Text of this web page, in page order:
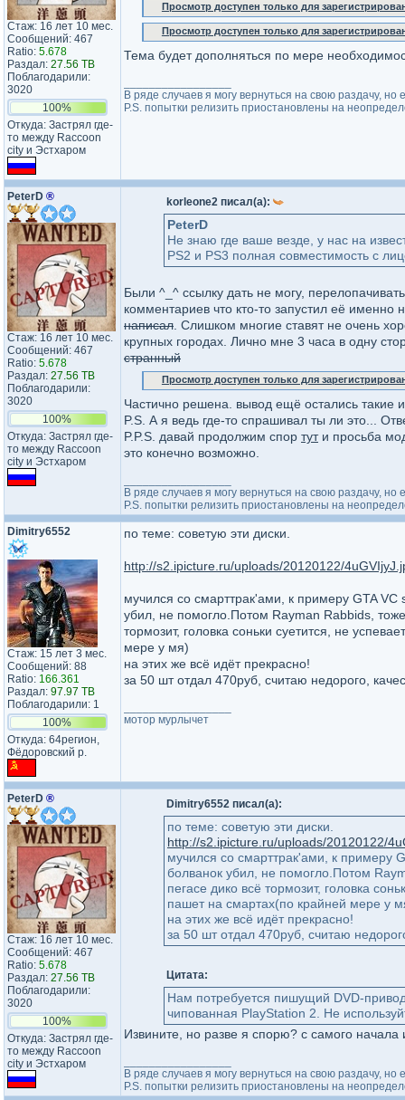
Стаж: 16 лет 10 мес.
Сообщений: 467
Ratio: 5.678
Раздал: 27.56 TB
Поблагодарили:
3020
100%
Откуда: Застрял где-
то между Raccoon
city и Эстхаром
Просмотр доступен только для
Просмотр доступен только для
Тема будет дополняться по мере
В ряде случаев я могу вернуться на свою раздачу,
P.S. попытки релизить приостановлены на
PeterD ®
Стаж: 16 лет 10 мес.
Сообщений: 467
Ratio: 5.678
Раздал: 27.56 TB
Поблагодарили:
3020
100%
Откуда: Застрял где-
то между Raccoon
city и Эстхаром
korleone2 писал(а):
PeterD
Не знаю где ваше везде, у нас на
PS2 и PS3 полная совместимость с
Были ^_^ ссылку дать не могу,
комментариев что кто-то запустил её
написал . Слишком многие ставят не очень
крупных городах. Лично мне 3 часа в одну
странный
Просмотр доступен только для
Частично решена. вывод ещё остались такие
P.S. А я ведь где-то спрашивал ты ли это...
P.P.S. давай продолжим спор тути просьба
это конечно возможно.
В ряде случаев я могу вернуться на свою раздачу,
P.S. попытки релизить приостановлены на
Dimitry6552
Стаж: 15 лет 3 мес.
Сообщений: 88
Ratio: 166.361
Раздал: 97.97 TB
Поблагодарили: 1
100%
Откуда: 64регион,​
Фёдоровск​ий​ р.
по теме: советую эти диски.
http://s2.ipicture.ru/uploads/20120122/
мучился со смарттрак'ами, к примеру GTA VC
убил, не помогло.Потом Rayman Rabbids,
тормозит, головка соньки суетится, не
мере у мя)
на этих же всё идёт прекрасно!
за 50 шт отдал 470руб, считаю недорого,
мотор мурлычет
PeterD ®
Стаж: 16 лет 10 мес.
Сообщений: 467
Ratio: 5.678
Раздал: 27.56 TB
Поблагодарили:
3020
100%
Откуда: Застрял где-
то между Raccoon
city и Эстхаром
Dimitry6552 писал(а):
по теме: советую эти диски.
http://s2.ipicture.ru/uploads/20120122/
мучился со смарттрак'ами, к примеру
болванок убил, не помогло.Потом
пегасе дико всё тормозит, головка
пашет на смартах(по крайней мере у
на этих же всё идёт прекрасно!
за 50 шт отдал 470руб, считаю
Цитата:
Нам потребуется пишущий DVD-
чипованная PlayStation 2. Не
Извините, но разве я спорю? с самого начала
В ряде случаев я могу вернуться на свою раздачу,
P.S. попытки релизить приостановлены на